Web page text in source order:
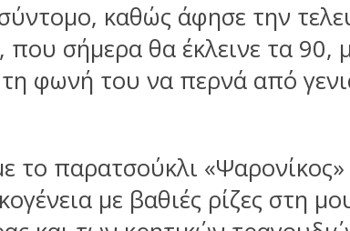
καθώς άφησε την
σήμερα θα έκλεινε τα 90,
φωνή του να περνά από
το παρατσούκλι
με βαθιές ρίζες στη